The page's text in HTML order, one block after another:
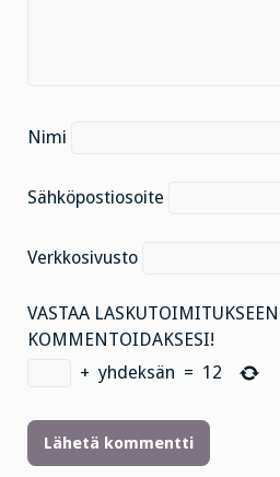
Nimi
Sähköpostiosoite
Verkkosivusto
VASTAA LASKUTOIMITUKSEEN
KOMMENTOIDAKSESI!
+ yhdeksän = 12